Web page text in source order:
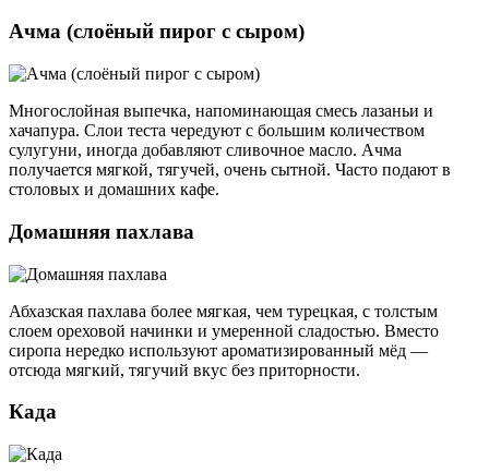
Ачма (слоёный пирог с сыром)
Многослойная выпечка, напоминающая смесь лазаньи и
хачапура. Слои теста чередуют с большим количеством
сулугуни, иногда добавляют сливочное масло. Ачма
получается мягкой, тягучей, очень сытной. Часто подают в
столовых и домашних кафе.
Домашняя пахлава
Абхазская пахлава более мягкая, чем турецкая, с толстым
слоем ореховой начинки и умеренной сладостью. Вместо
сиропа нередко используют ароматизированный мёд —
отсюда мягкий, тягучий вкус без приторности.
Када